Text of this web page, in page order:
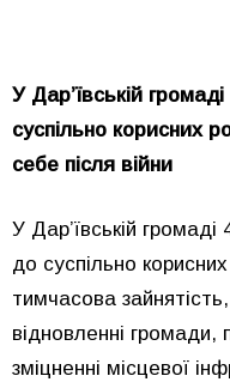
У Дар’ївській
суспільно корисних
себе після війни
У Дар’ївській громаді
до суспільно
тимчасова
відновленні громади,
зміцненні місцевої